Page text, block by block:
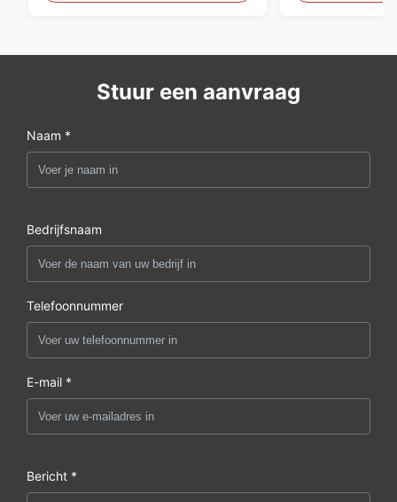
Stuur een aanvraag
Naam *
Bedrijfsnaam
Telefoonnummer
E-mail *
Bericht *